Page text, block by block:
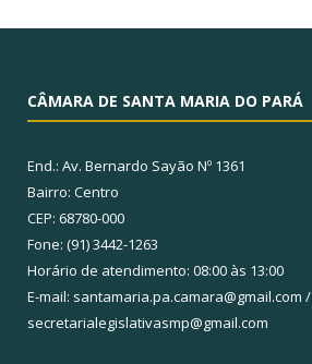
CÂMARA DE SANTA MARIA DO PARÁ
End.: Av. Bernardo Sayão Nº 1361
Bairro: Centro
CEP: 68780-000
Fone: (91) 3442-1263
Horário de atendimento: 08:00 às 13:00
E-mail: santamaria.pa.camara@gmail.com /
secretarialegislativasmp@gmail.com